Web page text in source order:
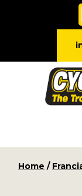
Home /